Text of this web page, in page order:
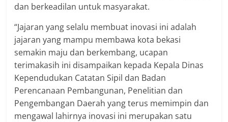
dan berkeadilan untuk masyarakat.
“Jajaran yang selalu membuat inovasi ini adalah
jajaran yang mampu membawa kota bekasi
semakin maju dan berkembang, ucapan
terimakasih ini disampaikan kepada Kepala Dinas
Kependudukan Catatan Sipil dan Badan
Perencanaan Pembangunan, Penelitian dan
Pengembangan Daerah yang terus memimpin dan
mengawal lahirnya inovasi ini merupakan satu